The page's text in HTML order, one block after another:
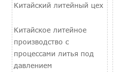
Китайский литейный цех
Китайское литейное
производство с
процессами литья под
давлением